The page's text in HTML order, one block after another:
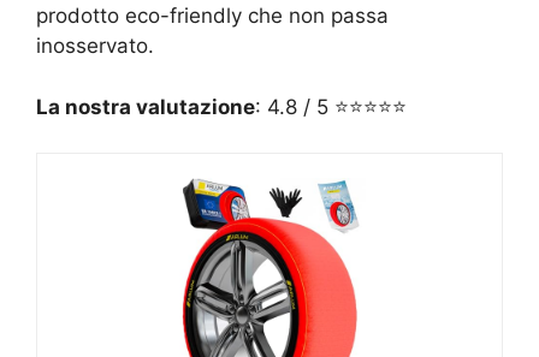
prodotto eco-friendly che non passa
inosservato.
La nostra valutazione: 4.8 / 5 ⭐⭐⭐⭐⭐